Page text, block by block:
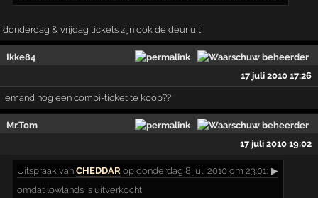
donderdag & vrijdag tickets zijn ook de deur uit
Ikke84
17 juli 2010 17:26
Iemand nog een combi-ticket te koop??
Mr.Tom
17 juli 2010 19:02
Uitspraak vanCHEDDAR op donderdag 8 juli 2010 om 23:01: ▶
omdat lowlands is uitverkocht